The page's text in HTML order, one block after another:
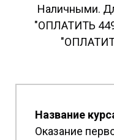
Наличными.
"ОПЛАТИТЬ
Название
Оказание